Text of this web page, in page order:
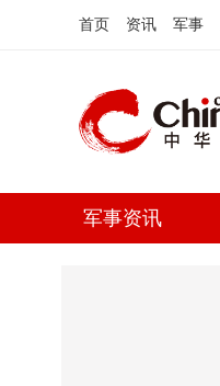
首页 资讯 军事
军事资讯